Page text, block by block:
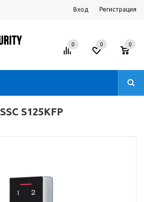
Вход Регистрация
0 0 0
SSC S125KFP